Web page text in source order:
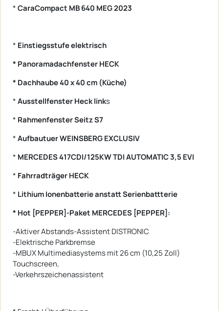
*CaraCompact MB 640 MEG 2023
* Einstiegsstufe elektrisch
* Panoramadachfenster HECK
* Dachhaube 40 x 40 cm (Küche)
*Ausstellfenster Heck links
* Rahmenfenster Seitz S7
*Aufbautuer WEINSBERG EXCLUSIV
* MERCEDES 417CDI/125KW TDI AUTOMATIC 3,5 EVI
* Fahrradträger HECK
* Lithium Ionenbatterie anstatt Serienbattterie
* Hot [PEPPER]-Paket MERCEDES [PEPPER]:
-Aktiver Abstands-Assistent DISTRONIC
-Elektrische Parkbremse
-MBUX Multimediasystems mit 26 cm (10,25 Zoll)
Touchscreen,
-Verkehrszeichenassistent